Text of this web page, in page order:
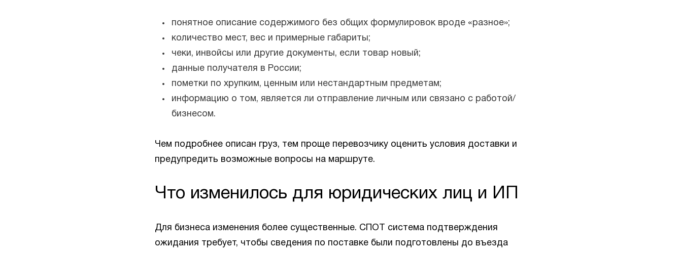
понятное описание содержимого без общих формулировок вроде «разное»;
количество мест, вес и примерные габариты;
чеки, инвойсы или другие документы, если товар новый;
данные получателя в России;
пометки по хрупким, ценным или нестандартным предметам;
информацию о том, является ли отправление личным или связано с работой/
бизнесом.
Чем подробнее описан груз, тем проще перевозчику оценить условия доставки и
предупредить возможные вопросы на маршруте.
Что изменилось для юридических лиц и ИП
Для бизнеса изменения более существенные. СПОТ система подтверждения
ожидания требует, чтобы сведения по поставке были подготовлены до въезда